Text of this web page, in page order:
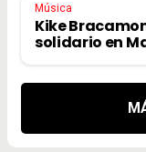
Música
Kike
solidario en